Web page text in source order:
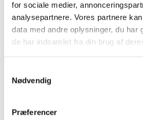
for sociale medier,
analysepartnere. Vores partnere
data med andre oplysninger, du har
de har indsamlet fra din brug af
Nødvendig
Præferencer
Få
sms
tjekke vores hjemmeside eller ringe til